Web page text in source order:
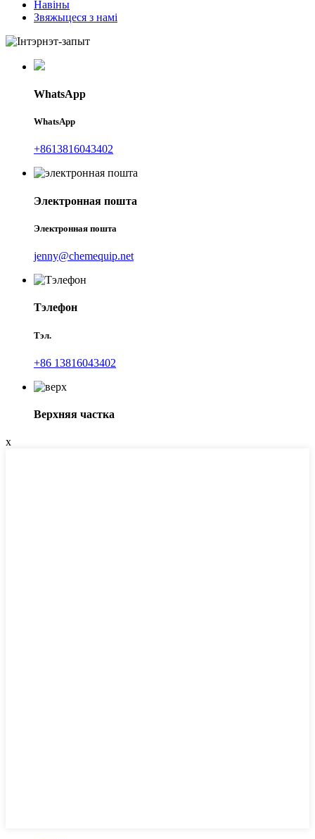
Навіны
Звяжыцеся з намі
WhatsApp
WhatsApp
+8613816043402
Электронная пошта
Электронная пошта
jenny@chemequip.net
Тэлефон
Тэл.
+86 13816043402
Верхняя частка
x